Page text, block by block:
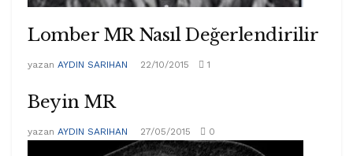
Lomber MR Nasıl Değerlendirilir
yazan AYDIN SARIHAN 22/10/2015 1
Beyin MR
yazan AYDIN SARIHAN 27/05/2015 0